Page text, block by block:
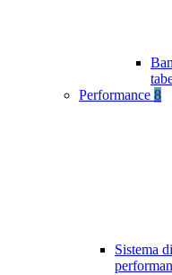
Performance 8
Sistema